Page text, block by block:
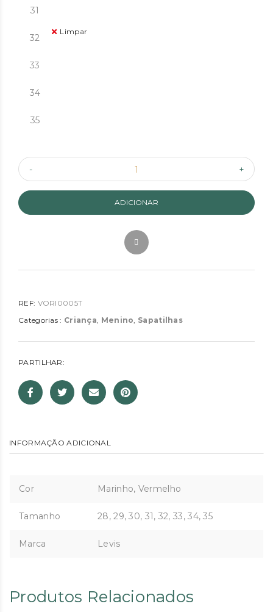
31
32
33
34
35
Limpar
ADICIONAR
REF: VORI0005T
Categorias : Criança, Menino, Sapatilhas
PARTILHAR:
INFORMAÇÃO ADICIONAL
Cor Marinho, Vermelho
Tamanho 28, 29, 30, 31, 32, 33, 34, 35
Marca Levis
Produtos Relacionados